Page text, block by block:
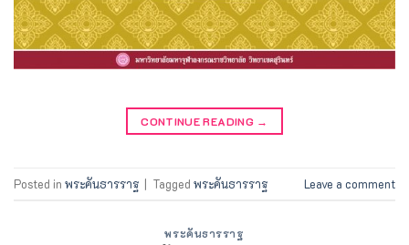
CONTINUE READING →
Posted in พระคันธารราฐ Tagged พระคันธารราฐ Leave a comment
พระคันธารราฐ